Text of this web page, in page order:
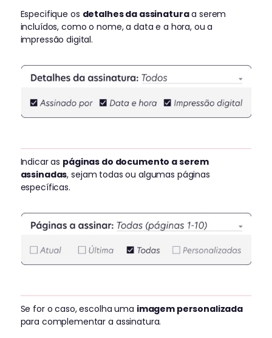
Especifique os detalhes da assinaturaa serem
incluídos, como o nome, a data e a hora, ou a
impressão digital.
Indicar as páginas do documento a serem
assinadas, sejam todas ou algumas páginas
específicas.
Se for o caso, escolha uma imagem personalizada
para complementar a assinatura.